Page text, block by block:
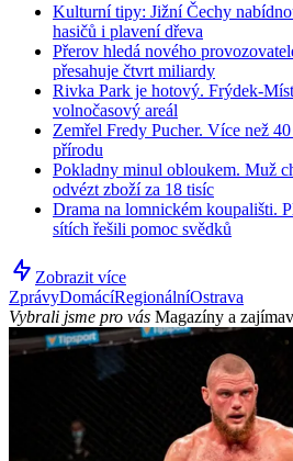
Kulturní tipy: Jižní Čechy
hasičů i plavení dřeva
Přerov hledá nového
přesahuje čtvrt miliardy
Rivka Park je hotový. Frýdek-
volnočasový areál
Zemřel Fredy Pucher. Více než
přírodu
Pokladny minul obloukem. Muž
odvézt zboží za 18 tisíc
Drama na lomnickém koupališti.
sítích řešili pomoc svědků
Zobrazit více
ZprávyDomácíRegionálníOstrava
Vybrali jsme pro vás Magazíny a